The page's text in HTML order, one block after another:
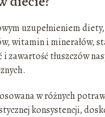
uzupełnieniem
witamin i minerałów,
zawartość tłuszczów
w różnych
konsystencji,